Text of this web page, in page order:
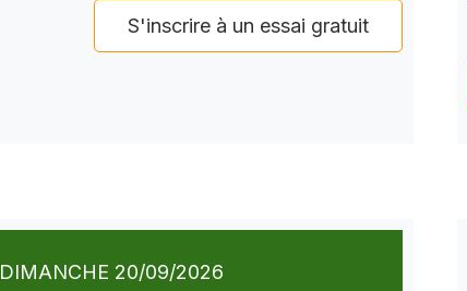
S'inscrire à un essai gratuit
DIMANCHE 20/09/2026